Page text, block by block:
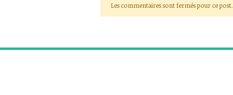
Les commentaires sont fermés pour ce post.